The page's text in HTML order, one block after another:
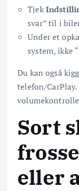
Tjek
svar” til i
Under et
system, ikke
Du kan også
telefon/
Sort
eller